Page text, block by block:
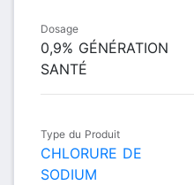
Dosage
0,9% GÉNÉRATION
SANTÉ
Type du Produit
CHLORURE DE
SODIUM